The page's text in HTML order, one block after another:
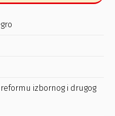
izbornog i drugog